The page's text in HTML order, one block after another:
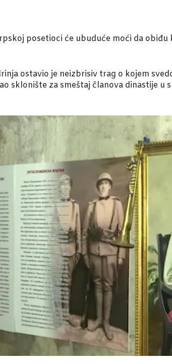
posetioci će ubuduće moći da
ostavio je neizbrisiv trag o kojem
sklonište za smeštaj članova dinastije